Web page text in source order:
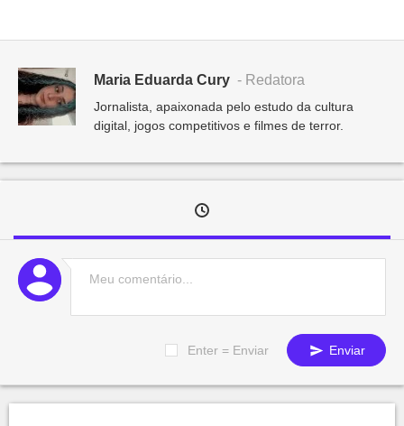
Maria Eduarda Cury - Redatora
Jornalista, apaixonada pelo estudo da cultura
digital, jogos competitivos e filmes de terror.
Enter = Enviar Enviar